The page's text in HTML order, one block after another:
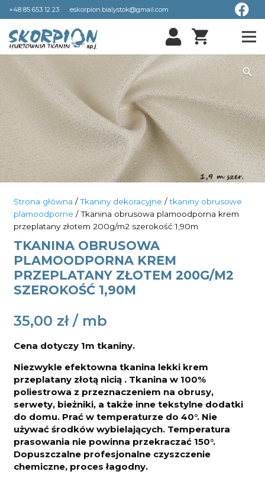
+48 85 653 12 23 eskorpion.bialystok@gmail.com
shopping_cart
Strona główna /Tkaniny dekoracyjne /tkaniny obrusowe
plamoodporne / Tkanina obrusowa plamoodporna krem
przeplatany złotem 200g/m2 szerokość 1,90m
TKANINA OBRUSOWA
PLAMOODPORNA KREM
PRZEPLATANY ZŁOTEM 200G/M2
SZEROKOŚĆ 1,90M
35,00 zł
Cena dotyczy 1m tkaniny.
Niezwykle efektowna tkanina lekki krem
przeplatany złotą nicią . Tkanina w 100%
poliestrowa z przeznaczeniem na obrusy,
serwety, bieżniki, a także inne tekstylne dodatki
do domu. Prać w temperaturze do 40°. Nie
używać środków wybielających. Temperatura
prasowania nie powinna przekraczać 150°.
Dopuszczalne profesjonalne czyszczenie
chemiczne, proces łagodny.